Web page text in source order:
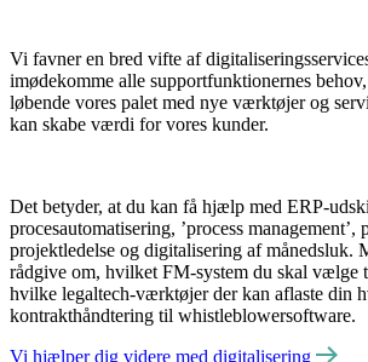
Vi favner en bred vifte af
imødekomme alle supportfunktionernes
løbende vores palet med nye værktøjer og
kan skabe værdi for vores kunder.
Det betyder, at du kan få hjælp med ERP-
procesautomatisering, ’process management’,
projektledelse og digitalisering af månedsluk.
rådgive om, hvilket FM-system du skal vælge
hvilke legaltech-værktøjer der kan aflaste din
kontrakthåndtering til whistleblowersoftware.
Vi hjælper dig videre med digitalisering